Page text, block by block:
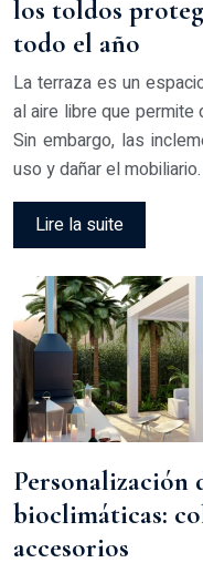
los toldos
todo el año
La terraza es un
al aire libre que
Sin embargo, las
uso y dañar el
Lire la suite
Personalización
bioclimáticas:
accesorios